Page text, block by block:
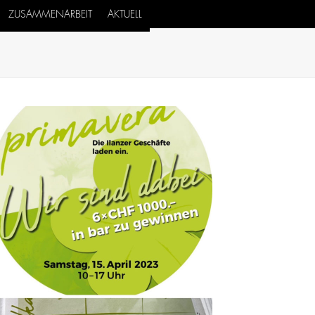
ZUSAMMENARBEIT AKTUELL